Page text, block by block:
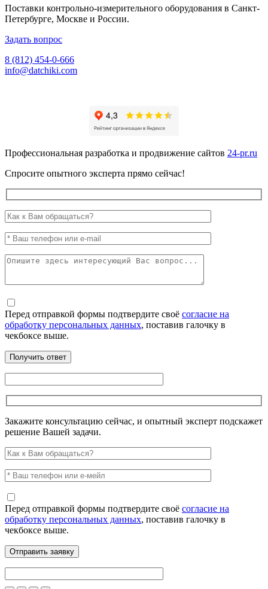
Поставки контрольно-измерительного оборудования в Санкт-
Петербурге, Москве и России.
Задать вопрос
8 (812) 454-0-666
info@datchiki.com
Профессиональная разработка и продвижение сайтов 24-pr.ru
Спросите опытного эксперта прямо сейчас!
Перед отправкой формы подтвердите своё согласие на
обработку персональных данных, поставив галочку в
чекбоксе выше.
Закажите консультацию сейчас, и опытный эксперт подскажет
решение Вашей задачи.
Перед отправкой формы подтвердите своё согласие на
обработку персональных данных, поставив галочку в
чекбоксе выше.